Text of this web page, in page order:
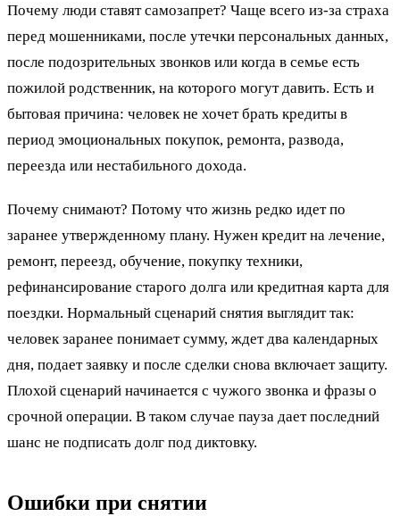
Почему люди ставят самозапрет? Чаще всего из-за страха
перед мошенниками, после утечки персональных данных,
после подозрительных звонков или когда в семье есть
пожилой родственник, на которого могут давить. Есть и
бытовая причина: человек не хочет брать кредиты в
период эмоциональных покупок, ремонта, развода,
переезда или нестабильного дохода.
Почему снимают? Потому что жизнь редко идет по
заранее утвержденному плану. Нужен кредит на лечение,
ремонт, переезд, обучение, покупку техники,
рефинансирование старого долга или кредитная карта для
поездки. Нормальный сценарий снятия выглядит так:
человек заранее понимает сумму, ждет два календарных
дня, подает заявку и после сделки снова включает защиту.
Плохой сценарий начинается с чужого звонка и фразы о
срочной операции. В таком случае пауза дает последний
шанс не подписать долг под диктовку.
Ошибки при снятии